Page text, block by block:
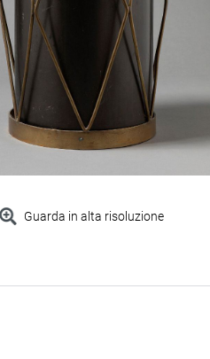
Guarda in alta risoluzione